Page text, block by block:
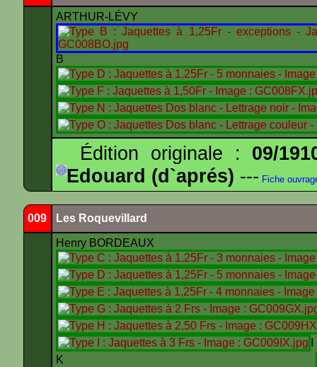
ARTHUR-LÉVY
B
Édition originale : 09/
Edouard (d`aprés) --- Fiche
009 Les Roquevillard
Henry BORDEAUX
K